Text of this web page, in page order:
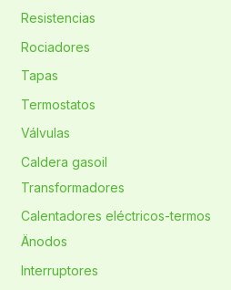
Resistencias
Rociadores
Tapas
Termostatos
Válvulas
Caldera gasoil
Transformadores
Calentadores eléctricos-termos
Änodos
Interruptores